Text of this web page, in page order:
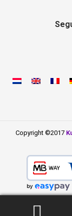
Copyright ©2017